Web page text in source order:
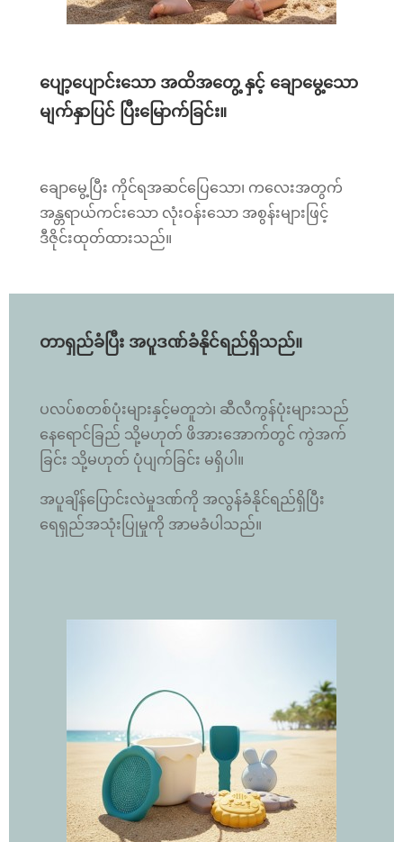
ပျော့ပျောင်းသော အထိအတွေ့ နှင့် ချောမွေ့သော
မျက်နှာပြင် ပြီးမြောက်ခြင်း။
ချောမွေ့ပြီး ကိုင်ရအဆင်ပြေသော၊ ကလေးအတွက်
အန္တရာယ်ကင်းသော လုံးဝန်းသော အစွန်းများဖြင့်
ဒီဇိုင်းထုတ်ထားသည်။
တာရှည်ခံပြီး အပူဒဏ်ခံနိုင်ရည်ရှိသည်။
ပလပ်စတစ်ပုံးများနှင့်မတူဘဲ၊ ဆီလီကွန်ပုံးများသည်
နေရောင်ခြည် သို့မဟုတ် ဖိအားအောက်တွင် ကွဲအက်
ခြင်း သို့မဟုတ် ပုံပျက်ခြင်း မရှိပါ။
အပူချိန်ပြောင်းလဲမှုဒဏ်ကို အလွန်ခံနိုင်ရည်ရှိပြီး
ရေရှည်အသုံးပြုမှုကို အာမခံပါသည်။